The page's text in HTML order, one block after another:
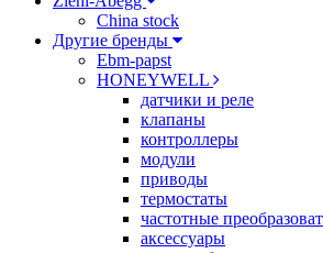
China stock
Другие бренды
Ebm-papst
HONEYWELL
датчики и реле
клапаны
контроллеры
модули
приводы
термостаты
частотные
аксессуары